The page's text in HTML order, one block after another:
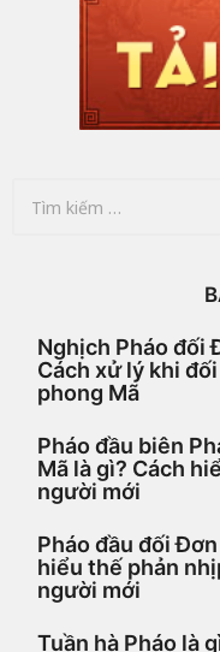
Nghịch Pháo đối
Cách xử lý khi
phong Mã
Pháo đầu biên
Mã là gì? Cách
người mới
Pháo đầu đối
hiểu thế phản
người mới
Tuần hà Pháo là